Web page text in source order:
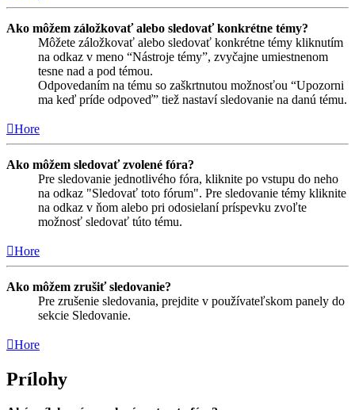
Ako môžem záložkovať alebo sledovať konkrétne témy?
Môžete záložkovať alebo sledovať konkrétne témy kliknutím
na odkaz v meno “Nástroje témy”, zvyčajne umiestnenom
tesne nad a pod témou.
Odpovedaním na tému so zaškrtnutou možnosťou “Upozorni
ma keď príde odpoveď” tiež nastaví sledovanie na danú tému.
Hore
Ako môžem sledovať zvolené fóra?
Pre sledovanie jednotlivého fóra, kliknite po vstupu do neho
na odkaz "Sledovať toto fórum". Pre sledovanie témy kliknite
na odkaz v ňom alebo pri odosielaní príspevku zvoľte
možnosť sledovať túto tému.
Hore
Ako môžem zrušiť sledovanie?
Pre zrušenie sledovania, prejdite v používateľskom panely do
sekcie Sledovanie.
Hore
Prílohy